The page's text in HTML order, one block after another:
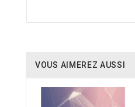
VOUS AIMEREZ AUSSI